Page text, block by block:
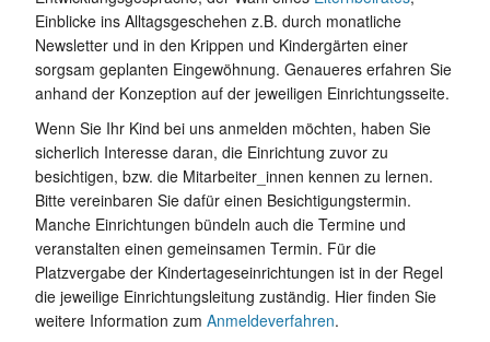
Einblicke ins Alltagsgeschehen z.B. durch monatliche
Newsletter und in den Krippen und Kindergärten einer
sorgsam geplanten Eingewöhnung. Genaueres erfahren Sie
anhand der Konzeption auf der jeweiligen Einrichtungsseite.
Wenn Sie Ihr Kind bei uns anmelden möchten, haben Sie
sicherlich Interesse daran, die Einrichtung zuvor zu
besichtigen, bzw. die Mitarbeiter_innen kennen zu lernen.
Bitte vereinbaren Sie dafür einen Besichtigungstermin.
Manche Einrichtungen bündeln auch die Termine und
veranstalten einen gemeinsamen Termin. Für die
Platzvergabe der Kindertageseinrichtungen ist in der Regel
die jeweilige Einrichtungsleitung zuständig. Hier finden Sie
weitere Information zum Anmeldeverfahren.